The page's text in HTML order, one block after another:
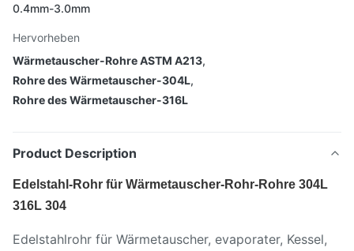
0.4mm-3.0mm
Hervorheben
Wärmetauscher-Rohre ASTM A213,
Rohre des Wärmetauscher-304L,
Rohre des Wärmetauscher-316L
Product Description
Edelstahl-Rohr für Wärmetauscher-Rohr-Rohre 304L
316L 304
Edelstahlrohr für Wärmetauscher, evaporater, Kessel,